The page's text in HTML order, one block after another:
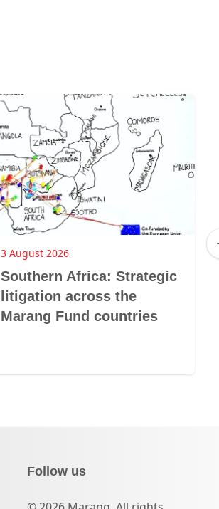
3 August 2026
Southern Africa: Strategic
litigation across the
Marang Fund countries
Follow us